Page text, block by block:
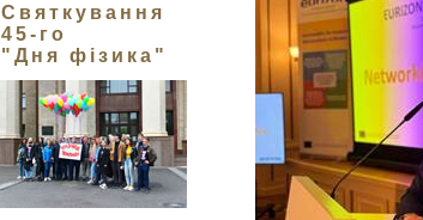
Святкування
45-го
"Дня фізика"